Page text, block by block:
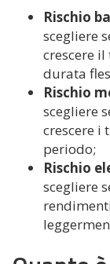
Rischio
scegliere
crescere
durata
Rischio
scegliere
crescere i
periodo;
Rischio
scegliere